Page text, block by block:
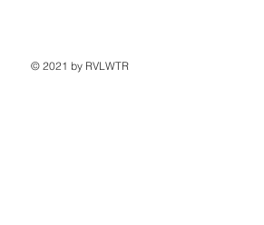
© 2021 by RVLWTR